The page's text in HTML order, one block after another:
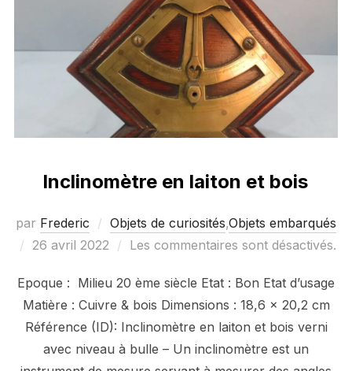
Inclinomètre en laiton et bois
par Frederic Objets de curiosités,Objets embarqués
Publié
26 avril 2022 Les commentaires sont désactivés.
Epoque : Milieu 20 ème siècle Etat : Bon Etat d’usage
Matière : Cuivre & bois Dimensions : 18,6 x 20,2 cm
Référence (ID): Inclinomètre en laiton et bois verni
avec niveau à bulle – Un inclinomètre est un